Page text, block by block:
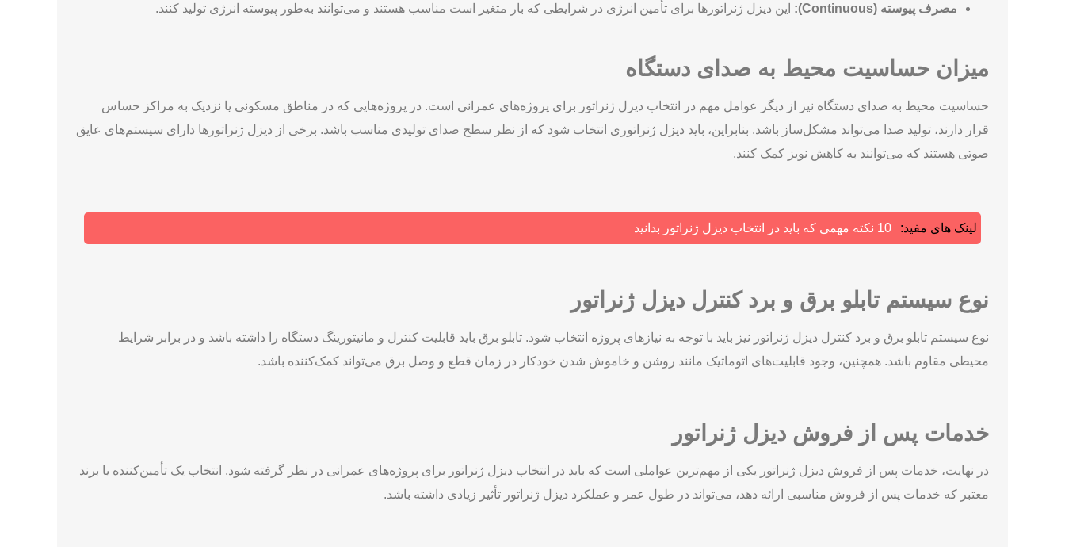
مصرف پیوسته (Continuous):
این دیزل ژنراتورها برای تأمین انرژی در شرایطی که بار متغیر است مناسب هستند و می‌توانند به‌طور پیوسته انرژی تولید کنند.
میزان حساسیت محیط به صدای دستگاه
حساسیت محیط به صدای دستگاه نیز از دیگر عوامل مهم در انتخاب دیزل ژنراتور برای پروژه‌های عمرانی است. در پروژه‌هایی که در مناطق مسکونی یا نزدیک به مراکز حساس
قرار دارند، تولید صدا می‌تواند مشکل‌ساز باشد. بنابراین، باید دیزل ژنراتوری انتخاب شود که از نظر سطح صدای تولیدی مناسب باشد. برخی از دیزل ژنراتورها دارای سیستم‌های عایق
صوتی هستند که می‌توانند به کاهش نویز کمک کنند.
لینک های مفید: 10 نکته مهمی که باید در انتخاب دیزل ژنراتور بدانید
نوع سیستم تابلو برق و برد کنترل دیزل ژنراتور
نوع سیستم تابلو برق و برد کنترل دیزل ژنراتور نیز باید با توجه به نیازهای پروژه انتخاب شود. تابلو برق باید قابلیت کنترل و مانیتورینگ دستگاه را داشته باشد و در برابر شرایط
محیطی مقاوم باشد. همچنین، وجود قابلیت‌های اتوماتیک مانند روشن و خاموش شدن خودکار در زمان قطع و وصل برق می‌تواند کمک‌کننده باشد.
خدمات پس از فروش دیزل ژنراتور
در نهایت، خدمات پس از فروش دیزل ژنراتور یکی از مهم‌ترین عواملی است که باید در انتخاب دیزل ژنراتور برای پروژه‌های عمرانی در نظر گرفته شود. انتخاب یک تأمین‌کننده یا برند
معتبر که خدمات پس از فروش مناسبی ارائه دهد، می‌تواند در طول عمر و عملکرد دیزل ژنراتور تأثیر زیادی داشته باشد.